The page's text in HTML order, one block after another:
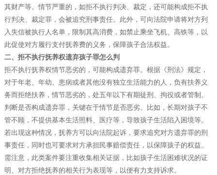
其财产等。情节严重的，如拒不执行判决、裁定，还可能构成拒不执
行判决、裁定罪，会被追究刑事责任。此外，可向法院申请将对方列
入失信被执行人名单，限制其高消费，如禁止乘坐飞机、高铁等，以
此促使对方履行支付抚养费的义务，保障孩子合法权益。
二、拒不执行抚养权遗弃孩子罪怎么判
拒不执行抚养权情节恶劣的，可能构成遗弃罪。根据《刑法》规定，
对于年老、年幼、患病或者其他没有独立生活能力的人，负有扶养义
务而拒绝扶养，情节恶劣的，处五年以下有期徒刑、拘役或者管制。
判断是否构成遗弃罪，关键在于情节是否恶劣。比如，长期对孩子不
管不顾，不提供基本生活照料、医疗等，导致孩子生活陷入困境等。
若出现这种情况，抚养方可以向法院起诉，要求追究对方遗弃罪的刑
事责任，同时也可要求对方承担民事赔偿责任，以保障孩子的权益。
需注意，此类案件要注重收集相关证据，比如孩子生活困难状况的证
明、对方拒绝抚养的相关行为表现等，以便有力支持诉求。